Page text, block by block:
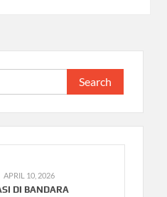
Search
for:
APRIL 10, 2026
DI BANDARA